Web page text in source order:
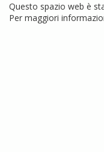
Questo spazio web è
Per maggiori